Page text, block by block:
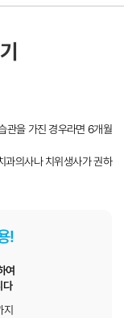
관을 가진 경우라면 6개월
여
다